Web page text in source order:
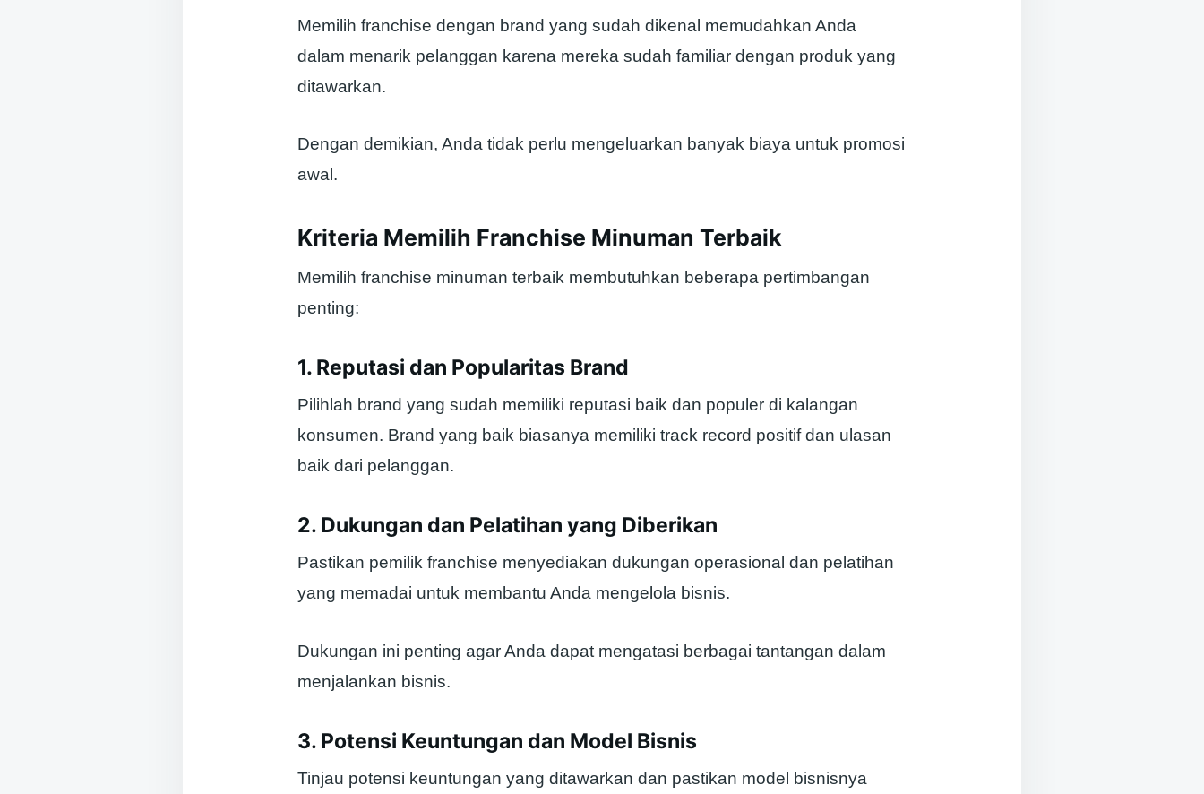
Memilih franchise dengan brand yang sudah dikenal memudahkan Anda
dalam menarik pelanggan karena mereka sudah familiar dengan produk yang
ditawarkan.
Dengan demikian, Anda tidak perlu mengeluarkan banyak biaya untuk promosi
awal.
Kriteria Memilih Franchise Minuman Terbaik
Memilih franchise minuman terbaik membutuhkan beberapa pertimbangan
penting:
1. Reputasi dan Popularitas Brand
Pilihlah brand yang sudah memiliki reputasi baik dan populer di kalangan
konsumen. Brand yang baik biasanya memiliki track record positif dan ulasan
baik dari pelanggan.
2. Dukungan dan Pelatihan yang Diberikan
Pastikan pemilik franchise menyediakan dukungan operasional dan pelatihan
yang memadai untuk membantu Anda mengelola bisnis.
Dukungan ini penting agar Anda dapat mengatasi berbagai tantangan dalam
menjalankan bisnis.
3. Potensi Keuntungan dan Model Bisnis
Tinjau potensi keuntungan yang ditawarkan dan pastikan model bisnisnya